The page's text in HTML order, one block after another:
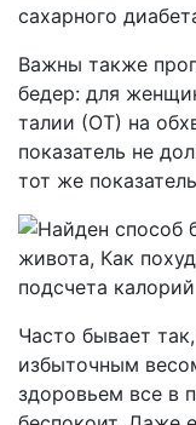
сахарного
Важны также
бедер: для
талии (ОТ) на
показатель не
тот же
Часто бывает
избыточным
здоровьем все в